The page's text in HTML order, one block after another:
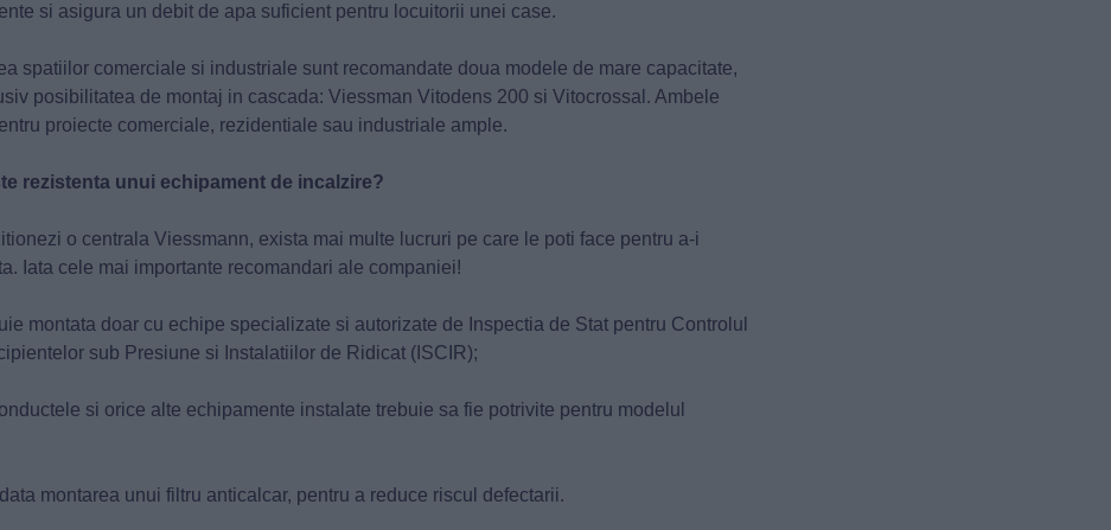
si asigura un debit de apa suficient pentru locuitorii unei case.
spatiilor comerciale si industriale sunt recomandate doua modele de mare capacitate,
posibilitatea de montaj in cascada: Viessman Vitodens 200 si Vitocrossal. Ambele
proiecte comerciale, rezidentiale sau industriale ample.
rezistenta unui echipament de incalzire?
o centrala Viessmann, exista mai multe lucruri pe care le poti face pentru a-i
Iata cele mai importante recomandari ale companiei!
montata doar cu echipe specializate si autorizate de Inspectia de Stat pentru Controlul
sub Presiune si Instalatiilor de Ridicat (ISCIR);
si orice alte echipamente instalate trebuie sa fie potrivite pentru modelul
montarea unui filtru anticalcar, pentru a reduce riscul defectarii.